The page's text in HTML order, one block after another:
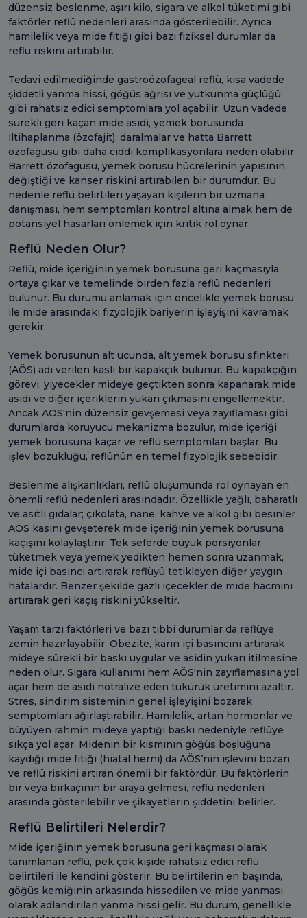
düzensiz beslenme, aşırı kilo, sigara ve alkol tüketimi gibi
faktörler reflü nedenleri arasında gösterilebilir. Ayrıca
hamilelik veya mide fıtığı gibi bazı fiziksel durumlar da
reflü riskini artırabilir.
Tedavi edilmediğinde gastroözofageal reflü, kısa vadede
şiddetli yanma hissi, göğüs ağrısı ve yutkunma güçlüğü
gibi rahatsız edici semptomlara yol açabilir. Uzun vadede
sürekli geri kaçan mide asidi, yemek borusunda
iltihaplanma (özofajit), daralmalar ve hatta Barrett
özofagusu gibi daha ciddi komplikasyonlara neden olabilir.
Barrett özofagusu, yemek borusu hücrelerinin yapısının
değiştiği ve kanser riskini artırabilen bir durumdur. Bu
nedenle reflü belirtileri yaşayan kişilerin bir uzmana
danışması, hem semptomları kontrol altına almak hem de
potansiyel hasarları önlemek için kritik rol oynar.
Reflü Neden Olur?
Reflü, mide içeriğinin yemek borusuna geri kaçmasıyla
ortaya çıkar ve temelinde birden fazla reflü nedenleri
bulunur. Bu durumu anlamak için öncelikle yemek borusu
ile mide arasındaki fizyolojik bariyerin işleyişini kavramak
gerekir.
Yemek borusunun alt ucunda, alt yemek borusu sfinkteri
(AÖS) adı verilen kaslı bir kapakçık bulunur. Bu kapakçığın
görevi, yiyecekler mideye geçtikten sonra kapanarak mide
asidi ve diğer içeriklerin yukarı çıkmasını engellemektir.
Ancak AÖS'nin düzensiz gevşemesi veya zayıflaması gibi
durumlarda koruyucu mekanizma bozulur, mide içeriği
yemek borusuna kaçar ve reflü semptomları başlar. Bu
işlev bozukluğu, reflünün en temel fizyolojik sebebidir.
Beslenme alışkanlıkları, reflü oluşumunda rol oynayan en
önemli reflü nedenleri arasındadır. Özellikle yağlı, baharatlı
ve asitli gıdalar; çikolata, nane, kahve ve alkol gibi besinler
AÖS kasını gevşeterek mide içeriğinin yemek borusuna
kaçışını kolaylaştırır. Tek seferde büyük porsiyonlar
tüketmek veya yemek yedikten hemen sonra uzanmak,
mide içi basıncı artırarak reflüyü tetikleyen diğer yaygın
hatalardır. Benzer şekilde gazlı içecekler de mide hacmini
artırarak geri kaçış riskini yükseltir.
Yaşam tarzı faktörleri ve bazı tıbbi durumlar da reflüye
zemin hazırlayabilir. Obezite, karın içi basıncını artırarak
mideye sürekli bir baskı uygular ve asidin yukarı itilmesine
neden olur. Sigara kullanımı hem AÖS'nin zayıflamasına yol
açar hem de asidi nötralize eden tükürük üretimini azaltır.
Stres, sindirim sisteminin genel işleyişini bozarak
semptomları ağırlaştırabilir. Hamilelik, artan hormonlar ve
büyüyen rahmin mideye yaptığı baskı nedeniyle reflüye
sıkça yol açar. Midenin bir kısmının göğüs boşluğuna
kaydığı mide fıtığı (hiatal herni) da AÖS’nin işlevini bozan
ve reflü riskini artıran önemli bir faktördür. Bu faktörlerin
bir veya birkaçının bir araya gelmesi, reflü nedenleri
arasında gösterilebilir ve şikayetlerin şiddetini belirler.
Reflü Belirtileri Nelerdir?
Mide içeriğinin yemek borusuna geri kaçması olarak
tanımlanan reflü, pek çok kişide rahatsız edici reflü
belirtileri ile kendini gösterir. Bu belirtilerin en başında,
göğüs kemiğinin arkasında hissedilen ve mide yanması
olarak adlandırılan yanma hissi gelir. Bu durum, genellikle